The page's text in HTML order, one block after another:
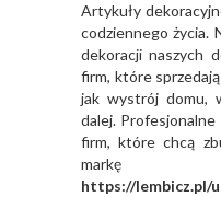
Artykuły
codziennego życia.
dekoracji naszych
firm, które
jak wystrój domu,
dalej.
firm, które chcą
markę
https://lembicz.pl/